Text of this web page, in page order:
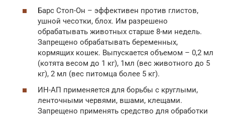
Барс Стоп-Он – эффективен против глистов,
ушной чесотки, блох. Им разрешено
обрабатывать животных старше 8-ми недель.
Запрещено обрабатывать беременных,
кормящих кошек. Выпускается объемом – 0,2 мл
(котята весом до 1 кг), 1мл (вес животного до 5
кг), 2 мл (вес питомца более 5 кг).
ИН-АП применяется для борьбы с круглыми,
ленточными червями, вшами, клещами.
Запрещено применять средство для обработки